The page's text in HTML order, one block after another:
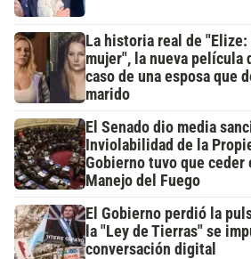
La historia real de "Elize:
mujer", la nueva película
caso de una esposa que
marido
El Senado dio media
Inviolabilidad de la
Gobierno tuvo que ceder
Manejo del Fuego
El Gobierno perdió la
la "Ley de Tierras" se
conversación digital